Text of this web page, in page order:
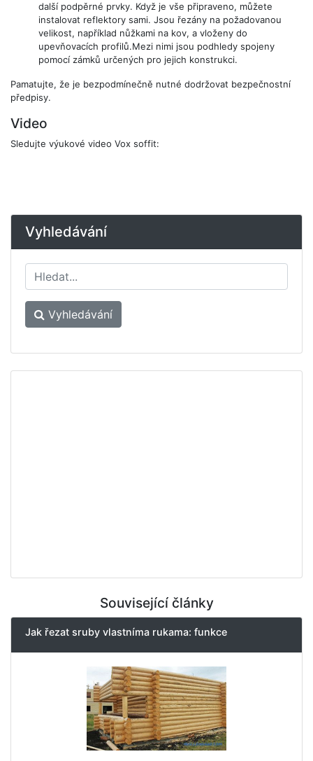
další podpěrné prvky. Když je vše připraveno, můžete
instalovat reflektory sami. Jsou řezány na požadovanou
velikost, například nůžkami na kov, a vloženy do
upevňovacích profilů.Mezi nimi jsou podhledy spojeny
pomocí zámků určených pro jejich konstrukci.
Pamatujte, že je bezpodmínečně nutné dodržovat bezpečnostní
předpisy.
Video
Sledujte výukové video Vox soffit:
Vyhledávání
Vyhledávání
Související články
Jak řezat sruby vlastníma rukama: funkce